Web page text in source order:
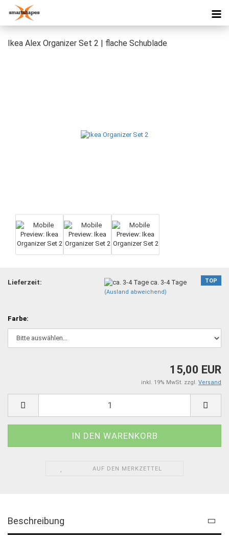
Ikea Alex Organizer Set 2 | flache Schublade
TOP
Lieferzeit: ca. 3-4 Tage
(Ausland abweichend)
Farbe:
15,00 EUR
inkl. 19% MwSt. zzgl. Versand
AUF DEN MERKZETTEL
Beschreibung